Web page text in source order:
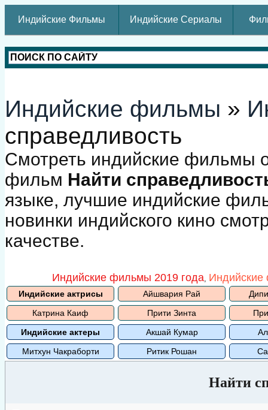
Индийские Фильмы Индийские Сериалы
Индийские фильмы »
справедливость
Смотреть индийские фильмы
фильм Найти
языке, лучшие индийские
новинки индийского кино
качестве.
Индийские фильмы 2019 года,
Индийские актрисы Айшвария Рай
Катрина Каиф
Прити Зинта
Индийские актеры
Акшай Кумар
Митхун Чакраборти
Ритик Рошан
Найти